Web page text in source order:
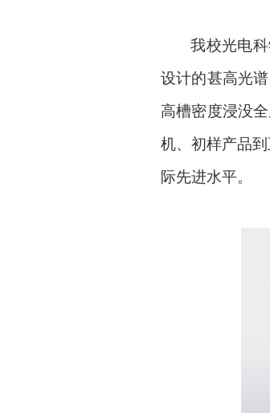
我校光电
设计的甚高光
高槽密度浸没
机、初样产品
际先进水平。